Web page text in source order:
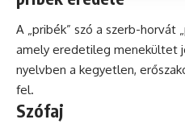
A „pribék” szó a szerb-horvát
amely eredetileg menekültet
nyelvben a kegyetlen,
fel.
Szófaj